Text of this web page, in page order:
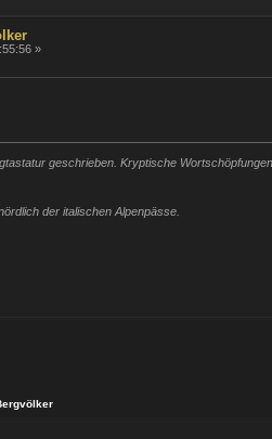
»
geschrieben. Kryptische
der italischen Alpenpässe.